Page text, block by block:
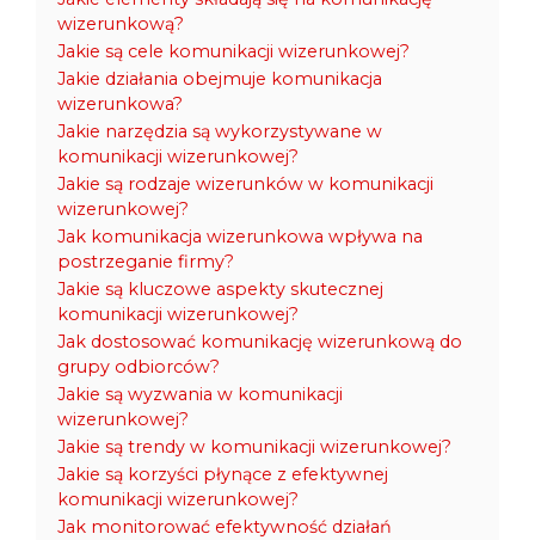
wizerunkową?
Jakie są cele komunikacji wizerunkowej?
Jakie działania obejmuje komunikacja
wizerunkowa?
Jakie narzędzia są wykorzystywane w
komunikacji wizerunkowej?
Jakie są rodzaje wizerunków w komunikacji
wizerunkowej?
Jak komunikacja wizerunkowa wpływa na
postrzeganie firmy?
Jakie są kluczowe aspekty skutecznej
komunikacji wizerunkowej?
Jak dostosować komunikację wizerunkową do
grupy odbiorców?
Jakie są wyzwania w komunikacji
wizerunkowej?
Jakie są trendy w komunikacji wizerunkowej?
Jakie są korzyści płynące z efektywnej
komunikacji wizerunkowej?
Jak monitorować efektywność działań